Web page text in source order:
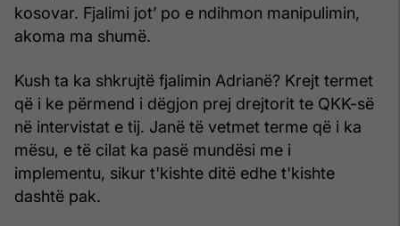
kosovar. Fjalimi jot’ po e ndihmon manipulimin,
akoma ma shumë.
Kush ta ka shkrujtë fjalimin Adrianë? Krejt termet
që i ke përmend i dëgjon prej drejtorit te QKK-së
në intervistat e tij. Janë të vetmet terme që i ka
mësu, e të cilat ka pasë mundësi me i
implementu, sikur t'kishte ditë edhe t'kishte
dashtë pak.